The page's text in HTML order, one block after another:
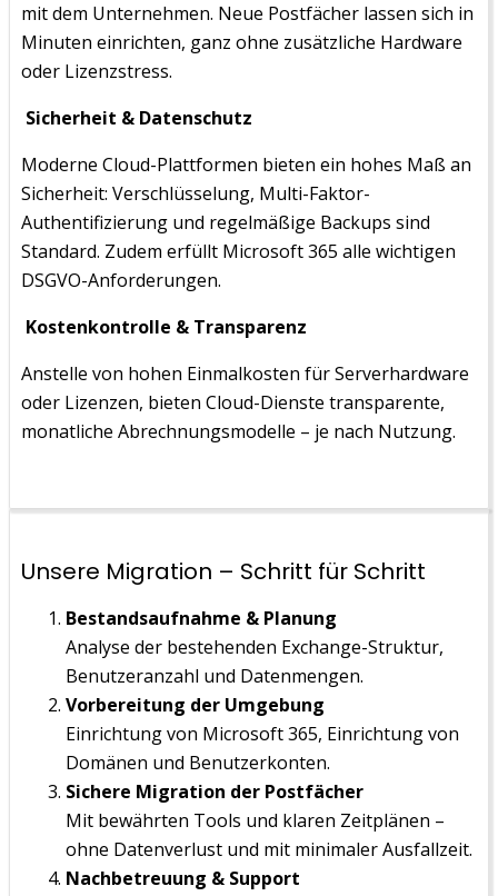
mit dem Unternehmen. Neue Postfächer lassen sich in
Minuten einrichten, ganz ohne zusätzliche Hardware
oder Lizenzstress.
Sicherheit & Datenschutz
Moderne Cloud-Plattformen bieten ein hohes Maß an
Sicherheit: Verschlüsselung, Multi-Faktor-
Authentifizierung und regelmäßige Backups sind
Standard. Zudem erfüllt Microsoft 365 alle wichtigen
DSGVO-Anforderungen.
Kostenkontrolle & Transparenz
Anstelle von hohen Einmalkosten für Serverhardware
oder Lizenzen, bieten Cloud-Dienste transparente,
monatliche Abrechnungsmodelle – je nach Nutzung.
Unsere Migration – Schritt für Schritt
Bestandsaufnahme & Planung
Analyse der bestehenden Exchange-Struktur,
Benutzeranzahl und Datenmengen.
Vorbereitung der Umgebung
Einrichtung von Microsoft 365, Einrichtung von
Domänen und Benutzerkonten.
Sichere Migration der Postfächer
Mit bewährten Tools und klaren Zeitplänen –
ohne Datenverlust und mit minimaler Ausfallzeit.
Nachbetreuung & Support